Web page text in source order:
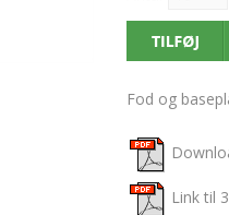
Fod og
Link til